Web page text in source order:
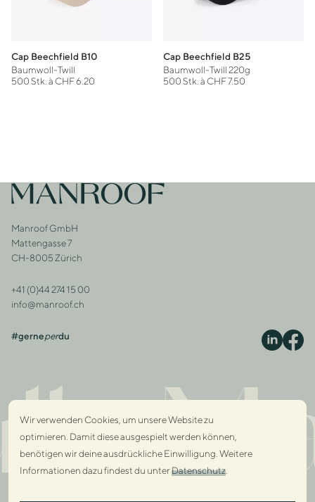
Cap Beechfield B10
Baumwoll-Twill
500 Stk. à CHF 6.20
Cap Beechfield B25
Baumwoll-Twill 220g
500 Stk. à CHF 7.50
Footer
Zur Startseite
Adresse
Manroof GmbH
Mattengasse 7
CH-8005 Zürich
Kontakt
+41 (0)44 274 15 00
info@manroof.ch
#gerneperdu
Wir verwenden Cookies, um unsere Website zu
optimieren. Damit diese ausgespielt werden können,
benötigen wir deine ausdrückliche Einwilligung. Weitere
Informationen dazu findest du unterDatenschutz